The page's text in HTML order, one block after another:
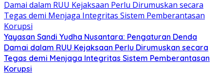
Yayasan Sandi Yudha Nusantara: Pengaturan Denda
Damai dalam RUU Kejaksaan Perlu Dirumuskan secara
Tegas demi Menjaga Integritas Sistem Pemberantasan
Korupsi